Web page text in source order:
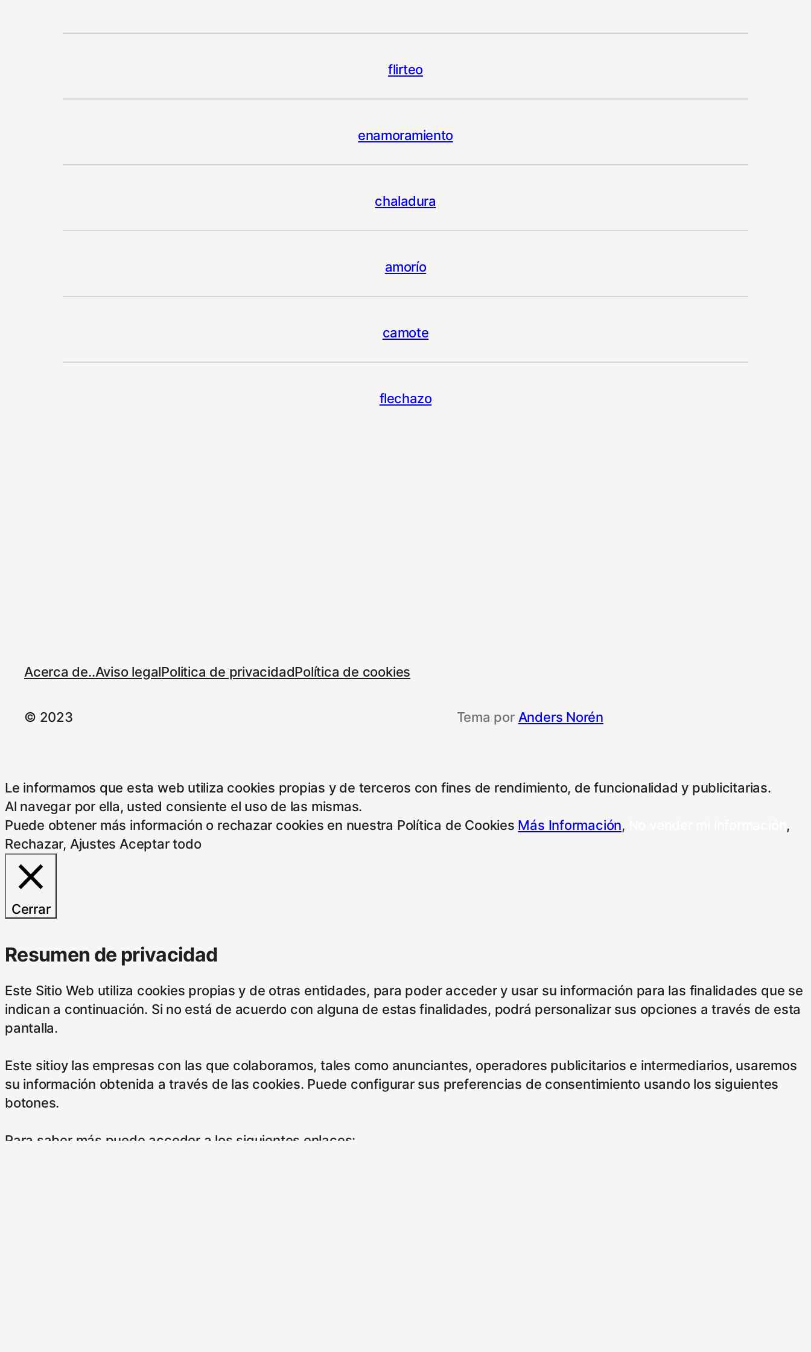
flirteo
enamoramiento
chaladura
amorío
camote
flechazo
Acerca de..Aviso legalPolitica de privacidadPolítica de cookies
© 2023 Tema por Anders Norén
Le informamos que esta web utiliza cookies propias y de terceros con fines de rendimiento, de funcionalidad y publicitarias.
Al navegar por ella, usted consiente el uso de las mismas.
Puede obtener más información o rechazar cookies en nuestra Política de Cookies Más Información,
,
Rechazar, Ajustes Aceptar todo
Cerrar
Resumen de privacidad
Este Sitio Web utiliza cookies propias y de otras entidades, para poder acceder y usar su información para las finalidades que se
indican a continuación. Si no está de acuerdo con alguna de estas finalidades, podrá personalizar sus opciones a través de esta
pantalla.
Este sitioy las empresas con las que colaboramos, tales como anunciantes, operadores publicitarios e intermediarios, usaremos
su información obtenida a través de las cookies. Puede configurar sus preferencias de consentimiento usando los siguientes
botones.
Para saber más puede acceder a los siguientes enlaces: